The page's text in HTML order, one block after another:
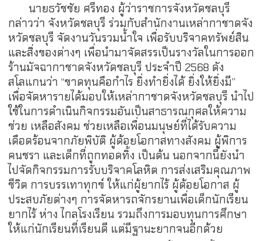
นายธวัชชัย ศรีทอง ผู้ว่าราชการจังหวัดชลบุรี
กล่าวว่า จังหวัดชลบุรี ร่วมกับสำนักงานเหล่ากาชาดจัง
หวัดชลบุรี จัดงานวันรวมน้ำใจ เพื่อรับบริจาคทรัพย์สิน
และสิ่งของต่างๆ เพื่อนำมาจัดสรรเป็นรางวัลในการออก
ร้านมัจฉากาชาดจังหวัดชลบุรี ประจำปี 2568 ดัง
สโลแกนว่า “ขาดทุนคือกำไร ยิ่งทำยิ่งได้ ยิ่งให้ยิ่งมี”
เพื่อจัดหารายได้มอบให้เหล่ากาชาดจังหวัดชลบุรี นำไป
ใช้ในการดำเนินกิจกรรมอันเป็นสาธารณกุศลให้ความ
ช่วย เหลือสังคม ช่วยเหลือเพื่อนมนุษย์ที่ได้รับความ
เดือดร้อนจากภัยพิบัติ ผู้ด้อยโอกาสทางสังคม ผู้พิการ
คนชรา และเด็กที่ถูกทอดทิ้ง เป็นต้น นอกจากนี้ยังนำ
ไปจัดกิจกรรมการรับบริจาคโลหิต การส่งเสริมคุณภาพ
ชีวิต การบรรเทาทุกข์ ให้แก่ผู้ยากไร้ ผู้ด้อยโอกาส ผู้
ประสบภัยต่างๆ การจัดหารถจักรยานเพื่อเด็กนักเรียน
ยากไร้ ห่าง ไกลโรงเรียน รวมถึงการมอบทุนการศึกษา
ให้แก่นักเรียนที่เรียนดี แต่มีฐานะยากจนอีกด้วย